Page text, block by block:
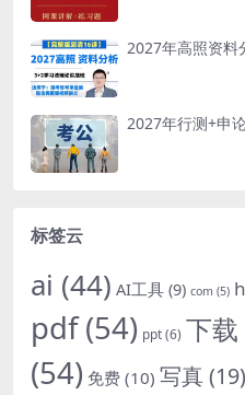
2027年高照资料
2027年行测+申
标签云
ai (44) AI工具 (9) com (5)
pdf(54) ppt(6) 下载
(54) 免费 (10) 写真 (19)